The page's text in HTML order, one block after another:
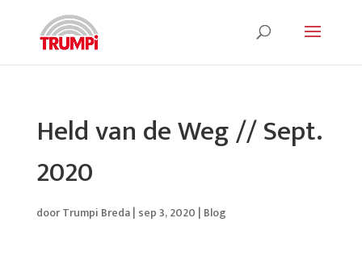
Held van de Weg // Sept.
2020
doorTrumpi Breda| sep 3, 2020 | Blog